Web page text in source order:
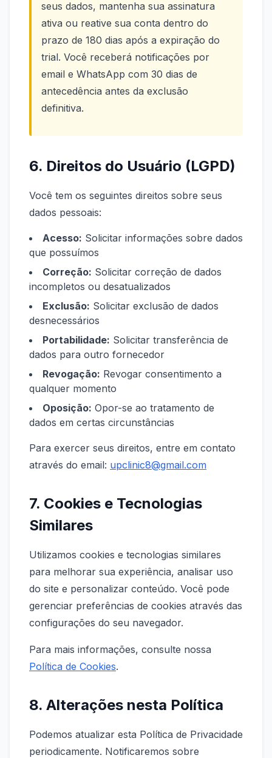
seus dados, mantenha sua assinatura
ativa ou reative sua conta dentro do
prazo de 180 dias após a expiração do
trial. Você receberá notificações por
email e WhatsApp com 30 dias de
antecedência antes da exclusão
definitiva.
6. Direitos do Usuário (LGPD)
Você tem os seguintes direitos sobre seus
dados pessoais:
Acesso: Solicitar informações sobre dados
que possuímos
Correção: Solicitar correção de dados
incompletos ou desatualizados
Exclusão: Solicitar exclusão de dados
desnecessários
Portabilidade: Solicitar transferência de
dados para outro fornecedor
Revogação: Revogar consentimento a
qualquer momento
Oposição: Opor-se ao tratamento de
dados em certas circunstâncias
Para exercer seus direitos, entre em contato
através do email: upclinic8@gmail.com
7. Cookies e Tecnologias
Similares
Utilizamos cookies e tecnologias similares
para melhorar sua experiência, analisar uso
do site e personalizar conteúdo. Você pode
gerenciar preferências de cookies através das
configurações do seu navegador.
Para mais informações, consulte nossa
Política de Cookies.
8. Alterações nesta Política
Podemos atualizar esta Política de Privacidade
periodicamente. Notificaremos sobre